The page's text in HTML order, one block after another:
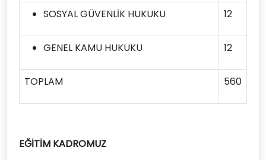
SOSYAL GÜVENLİK HUKUKU 12
GENEL KAMU HUKUKU 12
TOPLAM 560
EĞİTİM KADROMUZ